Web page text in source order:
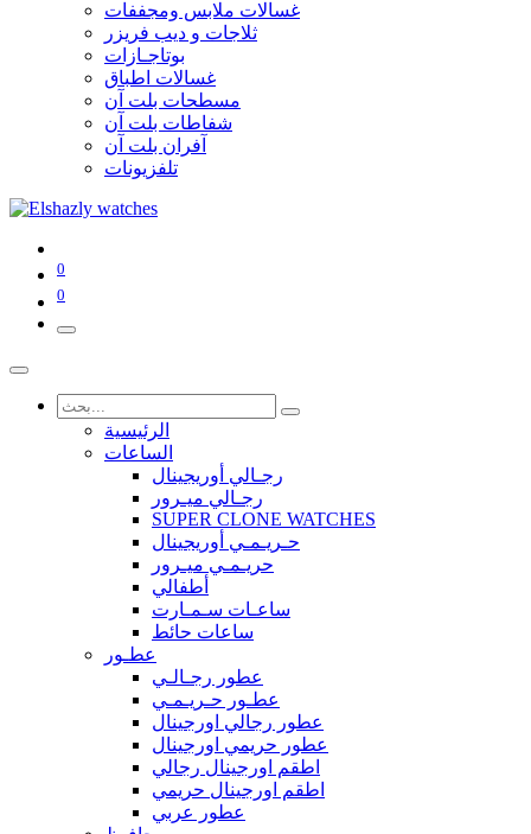
غسالات ملابس ومجففات
ثلاجات و ديب فريزر
بوتاجـازات
غسالات اطباق
مسطحات بلت آن
شفاطات بلت آن
آفران بلت آن
تلفزيونات
0
0
الرئيسية
الساعات
رجـالي أوريجينال
رجـالي ميـرور
SUPER CLONE WATCHES
حـريـمـي أوريجينال
حريـمـي ميـرور
أطفالي
ساعـات سـمـارت
ساعات حائط
عطـور
عطور رجـالـي
عطـور حـريـمـي
عطور رجالي اورجينال
عطور حريمي اورجينال
اطقم اورجينال رجالي
اطقم اورجينال حريمي
عطور عربي